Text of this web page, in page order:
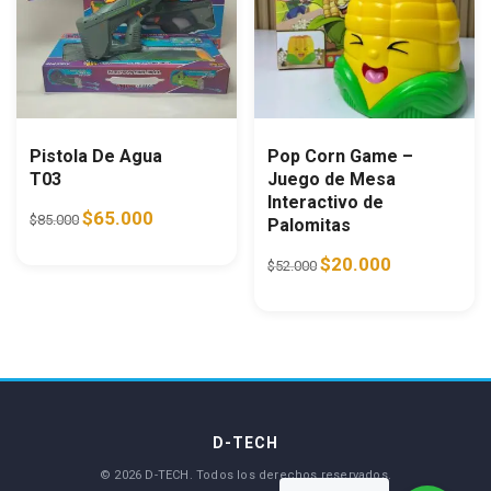
Pistola De Agua
T03
$85.000 Original price was: $85.000.
$65.000 Current price is: $65.000.
Pop Corn Game –
Juego de Mesa
Interactivo de
Palomitas
$52.000 Original price was:
$20.000